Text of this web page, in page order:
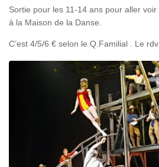
Sortie pour les 11-14 ans pour aller voir
à la Maison de la Danse.
C’est 4/5/6 € selon le Q.Familial . Le